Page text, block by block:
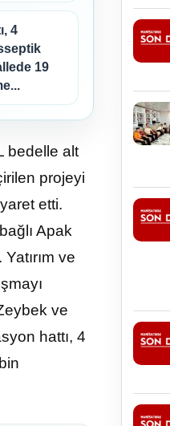
4
19
bedelle alt
projeyi
etti.
Apak
ve
ve
hattı, 4